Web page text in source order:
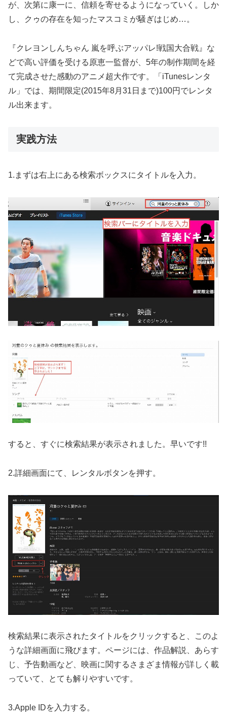
が、次第に康一に、信頼を寄せるようになっていく。しか
し、クゥの存在を知ったマスコミが騒ぎはじめ…。
『クレヨンしんちゃん 嵐を呼ぶアッパレ!戦国大合戦』な
どで高い評価を受ける原恵一監督が、5年の制作期間を経
て完成させた感動のアニメ超大作です。「iTunesレンタ
ル」では、期間限定(2015年8月31日まで)100円でレンタ
ル出来ます。
実践方法
1.まずは右上にある検索ボックスにタイトルを入力。
すると、すぐに検索結果が表示されました。早いです!!
2.詳細画面にて、レンタルボタンを押す。
検索結果に表示されたタイトルをクリックすると、このよ
うな詳細画面に飛びます。ページには、作品解説、あらす
じ、予告動画など、映画に関するさまざま情報が詳しく載
っていて、とても解りやすいです。
3.Apple IDを入力する。